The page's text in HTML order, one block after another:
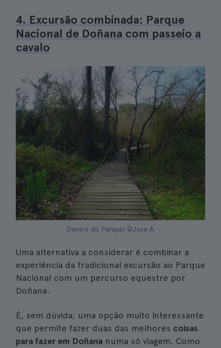
4. Excursão combinada: Parque
Nacional de Doñana com passeio a
cavalo
Dentro do Parque| ©Jose A.
Uma alternativa a considerar é combinar a
experiência da tradicional excursão ao Parque
Nacional com um percurso equestre por
Doñana.
É, sem dúvida, uma opção muito interessante
que permite fazer duas das melhores coisas
para fazer em Doñana numa só viagem. Como